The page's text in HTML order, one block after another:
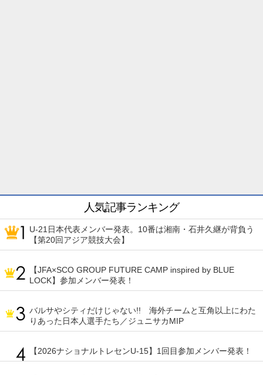
人気記事ランキング
U-21日本代表メンバー発表。10番は湘南・石井久継が背負う
【第20回アジア競技大会】
【JFA×SCO GROUP FUTURE CAMP inspired by BLUE
LOCK】参加メンバー発表！
バルサやシティだけじゃない!! 海外チームと互角以上にわた
りあった日本人選手たち／ジュニサカMIP
【2026ナショナルトレセンU-15】1回目参加メンバー発表！